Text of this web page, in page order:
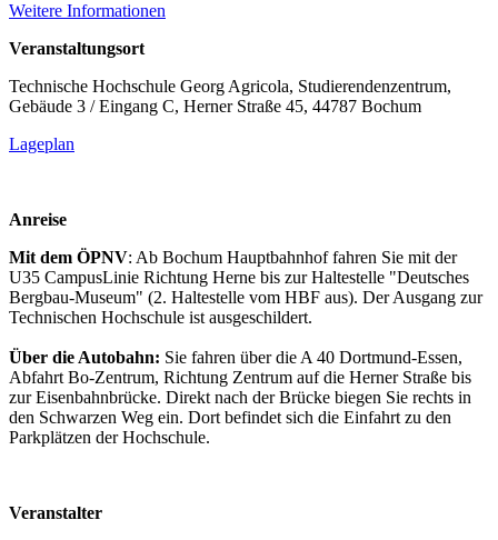
Weitere Informationen
Veranstaltungsort
Technische Hochschule Georg Agricola, Studierendenzentrum,
Gebäude 3 / Eingang C, Herner Straße 45, 44787 Bochum
Lageplan
Anreise
Mit dem ÖPNV: Ab Bochum Hauptbahnhof fahren Sie mit der
U35 CampusLinie Richtung Herne bis zur Haltestelle "Deutsches
Bergbau-Museum" (2. Haltestelle vom HBF aus). Der Ausgang zur
Technischen Hochschule ist ausgeschildert.
Über die Autobahn: Sie fahren über die A 40 Dortmund-Essen,
Abfahrt Bo-Zentrum, Richtung Zentrum auf die Herner Straße bis
zur Eisenbahnbrücke. Direkt nach der Brücke biegen Sie rechts in
den Schwarzen Weg ein. Dort befindet sich die Einfahrt zu den
Parkplätzen der Hochschule.
Veranstalter